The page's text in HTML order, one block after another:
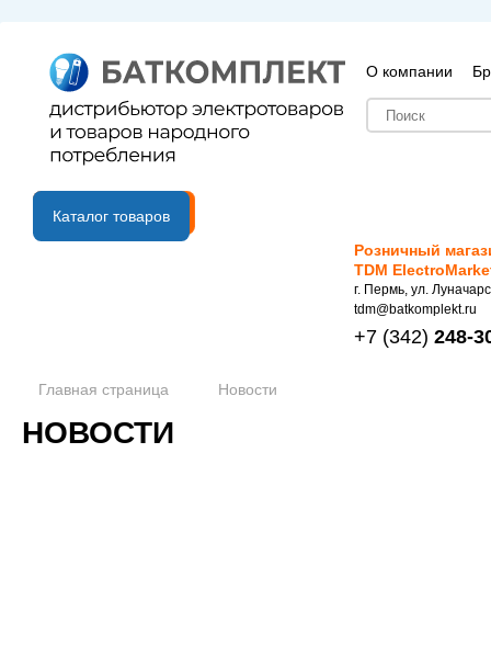
О компании
B2B портал
Каталог товаров
Розничный
TDM
г. Пермь, ул.
tdm@batkomplekt.ru
+7 (342) 248-
Главная страница Новости
НОВОСТИ